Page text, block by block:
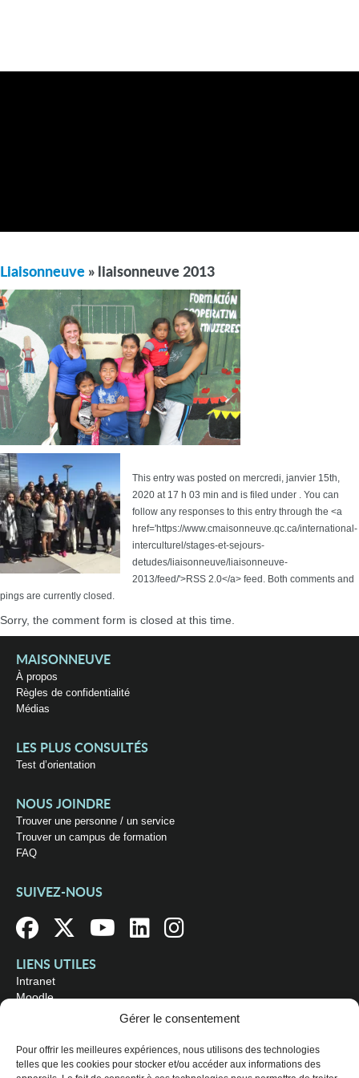
Gérer le consentement
Pour offrir les meilleures expériences, nous utilisons des technologies
telles que les cookies pour stocker et/ou accéder aux informations des
Liaisonneuve » liaisonneuve 2013
This entry was posted on mercredi, janvier 15th,
2020 at 17 h 03 min and is filed under . You can
follow any responses to this entry through the <a
href='https://www.cmaisonneuve.qc.ca/international-
interculturel/stages-et-sejours-
detudes/liaisonneuve/liaisonneuve-
2013/feed/'>RSS 2.0</a> feed. Both comments and
pings are currently closed.
Sorry, the comment form is closed at this time.
MAISONNEUVE
À propos
Règles de confidentialité
Médias
LES PLUS CONSULTÉS
Test d’orientation
NOUS JOINDRE
Trouver une personne / un service
Trouver un campus de formation
FAQ
SUIVEZ-NOUS
LIENS UTILES
Intranet
Moodle
OÙ NOUS TROUVER